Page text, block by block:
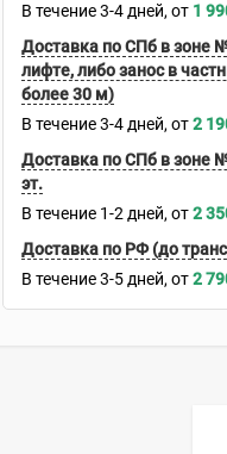
В течение 3-4 дней 1
Доставка по СПб в зоне
лифте, либо занос в
более 30 м)
В течение 3-4 дней 2
Доставка по СПб в зоне
эт.
В течение 1-2 дней 2
Доставка по РФ (до
В течение 3-5 дней 2